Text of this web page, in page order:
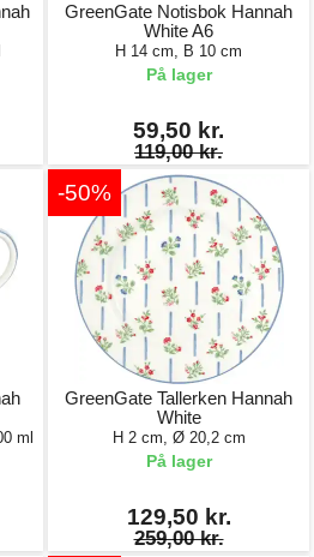
GreenGate Notisbok Hannah
White A6
H 14 cm, B 10 cm
På lager
59,50 kr.
119,00 kr.
ml
-50%
GreenGate Tallerken Hannah
White
H 2 cm, Ø 20,2 cm
På lager
129,50 kr.
259,00 kr.